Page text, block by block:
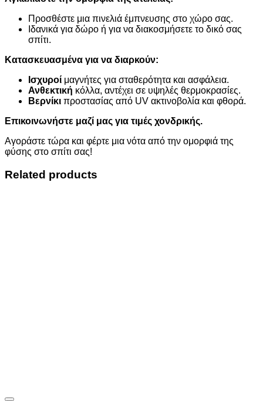
Προσθέστε μια πινελιά έμπνευσης στο χώρο σας.
Ιδανικά για δώρο ή για να διακοσμήσετε το δικό σας
σπίτι.
Κατασκευασμένα για να διαρκούν:
Ισχυροί μαγνήτες για σταθερότητα και ασφάλεια.
Ανθεκτική κόλλα, αντέχει σε υψηλές θερμοκρασίες.
Βερνίκι προστασίας από UV ακτινοβολία και φθορά.
Επικοινωνήστε μαζί μας για τιμές χονδρικής.
Αγοράστε τώρα και φέρτε μια νότα από την ομορφιά της
φύσης στο σπίτι σας!
Related products